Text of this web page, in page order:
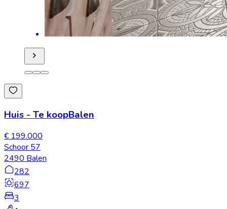
Huis - Te koopBalen
€ 199.000
Schoor 57
2490 Balen
282
697
3